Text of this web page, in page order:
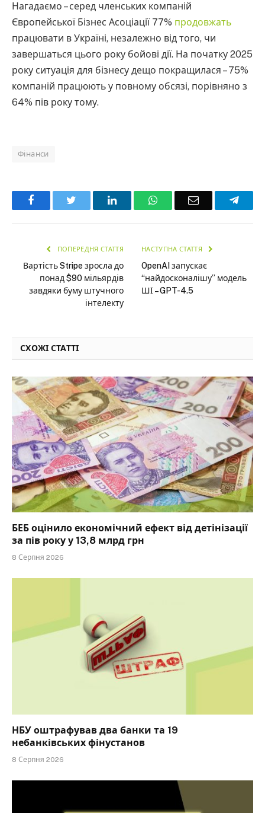
Нагадаємо – серед членських компаній
Європейської Бізнес Асоціації 77% продовжать
працювати в Україні, незалежно від того, чи
завершаться цього року бойові дії. На початку 2025
року ситуація для бізнесу дещо покращилася – 75%
компаній працюють у повному обсязі, порівняно з
64% пів року тому.
Фінанси
Facebook LinkedInWhatsAppEmail
ПОПЕРЕДНЯ СТАТТЯ
Вартість Stripe зросла до
понад $90 мільярдів
завдяки буму штучного
інтелекту
НАСТУПНА СТАТТЯ
OpenAI запускає
“найдосконалішу” модель
ШІ – GPT-4.5
СХОЖІ СТАТТІ
БЕБ оцінило економічний ефект від детінізації
за пів року у 13,8 млрд грн
8 Серпня 2026
НБУ оштрафував два банки та 19
небанківських фінустанов
8 Серпня 2026